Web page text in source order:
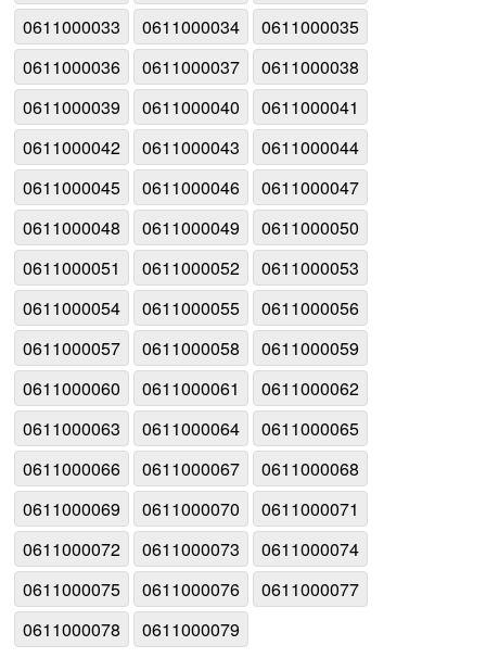
0611000033
0611000034
0611000035
0611000036
0611000037
0611000038
0611000039
0611000040
0611000041
0611000042
0611000043
0611000044
0611000045
0611000046
0611000047
0611000048
0611000049
0611000050
0611000051
0611000052
0611000053
0611000054
0611000055
0611000056
0611000057
0611000058
0611000059
0611000060
0611000061
0611000062
0611000063
0611000064
0611000065
0611000066
0611000067
0611000068
0611000069
0611000070
0611000071
0611000072
0611000073
0611000074
0611000075
0611000076
0611000077
0611000078
0611000079